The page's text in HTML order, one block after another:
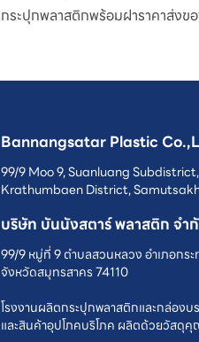
กระปุกพลาสติกพร้อมฝาราคาส่งข
Bannangsatar Plastic
99/9 Moo 9, Suanluang Subdistrict,
Krathumbaen District,
บริษัท บันนังสตาร์ พลาสติก จำ
99/9 หมู่ที่ 9 ตำบลสวนหลวง อำเภอกร
จังหวัดสมุทรสาคร 74110
โรงงานผลิตกระปุกพลาสติกและกล่อง
และสินค้าอุปโภคบริโภค ผลิตด้วยวัสดุ